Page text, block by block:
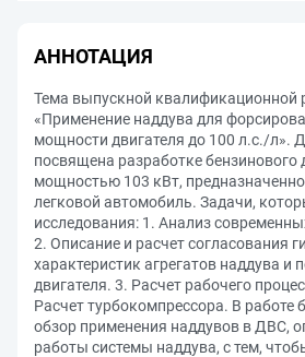
АННОТАЦИЯ
Тема выпускной квалификационной
«Применение наддува для
мощности двигателя до 100 л.с./л».
посвящена разработке бензинового
мощностью 103 кВт,
легковой автомобиль. Задачи,
исследования: 1. Анализ
2. Описание и расчет согласования
характеристик агрегатов наддува и
двигателя. 3. Расчет рабочего
Расчет турбокомпрессора. В работе
обзор применения наддувов в ДВС,
работы системы наддува, с тем,